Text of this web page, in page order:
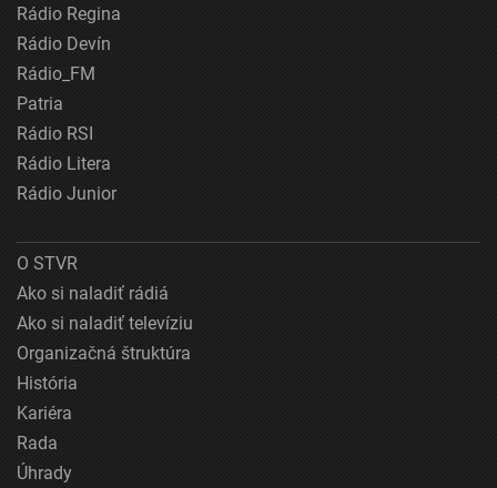
Rádio Regina
Rádio Devín
Rádio_FM
Patria
Rádio RSI
Rádio Litera
Rádio Junior
O STVR
Ako si naladiť rádiá
Ako si naladiť televíziu
Organizačná štruktúra
História
Kariéra
Rada
Úhrady